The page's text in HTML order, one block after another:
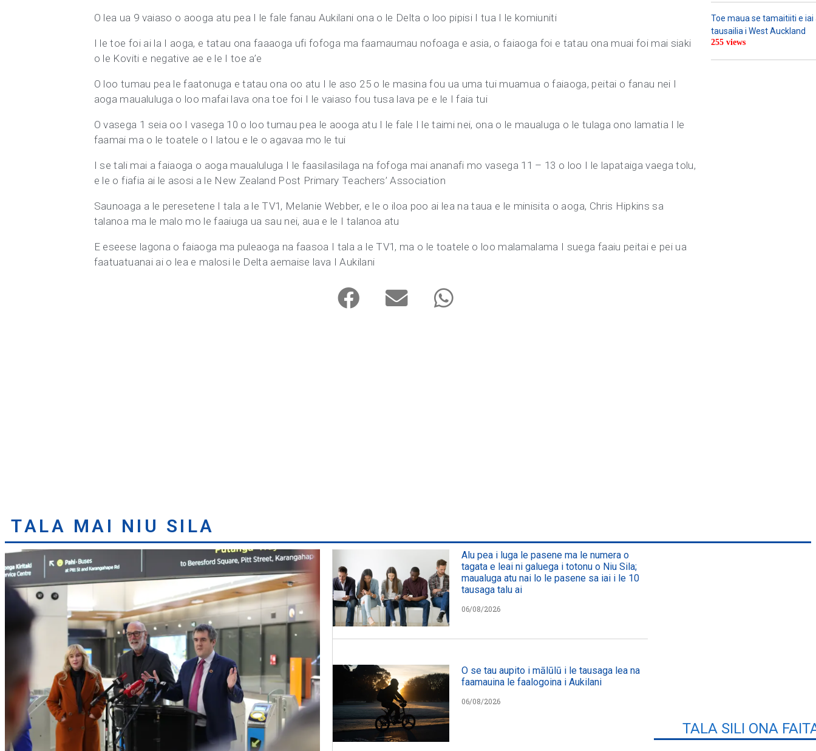
O lea ua 9 vaiaso o aooga atu pea I le fale fanau Aukilani ona o le Delta o loo pipisi I tua I le komiuniti
I le toe foi ai la I aoga, e tatau ona faaaoga ufi fofoga ma faamaumau nofoaga e asia, o faiaoga foi e tatau ona muai foi mai siaki
o le Koviti e negative ae e le I toe a’e
O loo tumau pea le faatonuga e tatau ona oo atu I le aso 25 o le masina fou ua uma tui muamua o faiaoga, peitai o fanau nei I
aoga maualuluga o loo mafai lava ona toe foi I le vaiaso fou tusa lava pe e le I faia tui
O vasega 1 seia oo I vasega 10 o loo tumau pea le aooga atu I le fale I le taimi nei, ona o le maualuga o le tulaga ono lamatia I le
faamai ma o le toatele o I latou e le o agavaa mo le tui
I se tali mai a faiaoga o aoga maualuluga I le faasilasilaga na fofoga mai ananafi mo vasega 11 – 13 o loo I le lapataiga vaega tolu,
e le o fiafia ai le asosi a le New Zealand Post Primary Teachers’ Association
Saunoaga a le peresetene I tala a le TV1, Melanie Webber, e le o iloa poo ai lea na taua e le minisita o aoga, Chris Hipkins sa
talanoa ma le malo mo le faaiuga ua sau nei, aua e le I talanoa atu
E eseese lagona o faiaoga ma puleaoga na faasoa I tala a le TV1, ma o le toatele o loo malamalama I suega faaiu peitai e pei ua
faatuatuanai ai o lea e malosi le Delta aemaise lava I Aukilani
Toe maua se tamaitiiti e
tausailia i West Auckland
255 views
TALA MAI NIU SILA
Alu pea i luga le pasene ma le numera o
tagata e leai ni galuega i totonu o Niu Sila;
maualuga atu nai lo le pasene sa iai i le 10
tausaga talu ai
06/08/2026
O se tau aupito i mālūlū i le tausaga lea na
faamauina le faalogoina i Aukilani
06/08/2026
TALA SILI ONA